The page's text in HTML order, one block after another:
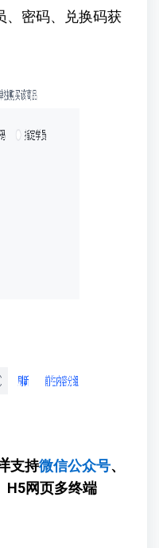
、密码、兑换码获
支持微信公众号、
H5网页多终端